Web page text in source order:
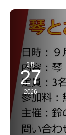
9月
27
2026